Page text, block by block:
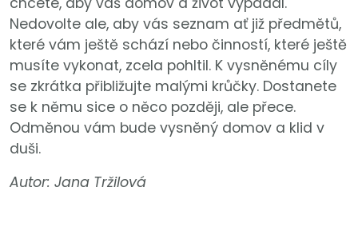
Nedovolte ale, aby vás seznam ať již předmětů,
které vám ještě schází nebo činností, které ještě
musíte vykonat, zcela pohltil. K vysněnému cíly
se zkrátka přibližujte malými krůčky. Dostanete
se k němu sice o něco později, ale přece.
Odměnou vám bude vysněný domov a klid v
duši.
Autor: Jana Tržilová